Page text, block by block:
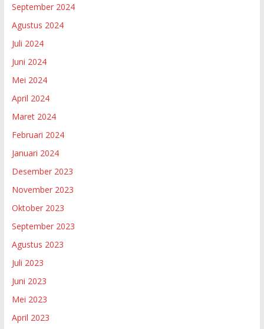
September 2024
Agustus 2024
Juli 2024
Juni 2024
Mei 2024
April 2024
Maret 2024
Februari 2024
Januari 2024
Desember 2023
November 2023
Oktober 2023
September 2023
Agustus 2023
Juli 2023
Juni 2023
Mei 2023
April 2023